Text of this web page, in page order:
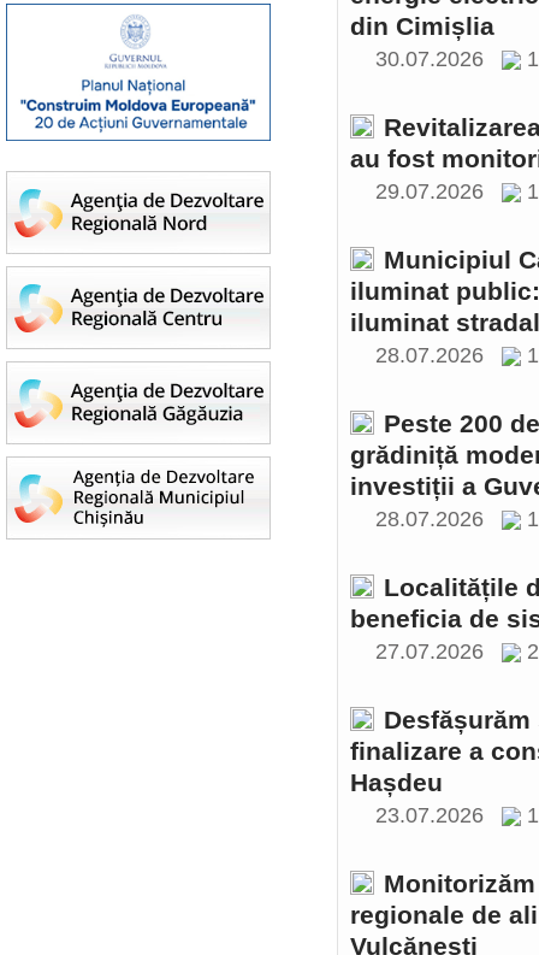
din Cimișlia
30.07.2026
au fost
29.07.2026
Municipiul
iluminat
iluminat
28.07.2026
Peste 200
grădiniță
investiții a
28.07.2026
Localitățile
beneficia de
27.07.2026
finalizare a
Hașdeu
23.07.2026
regionale de
Vulcănești